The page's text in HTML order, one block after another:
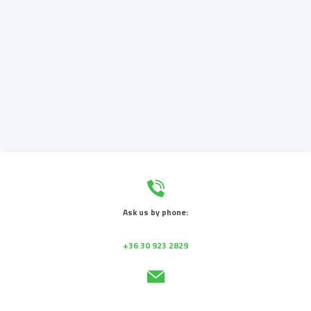
Ask us by phone:
+36 30 923 2829